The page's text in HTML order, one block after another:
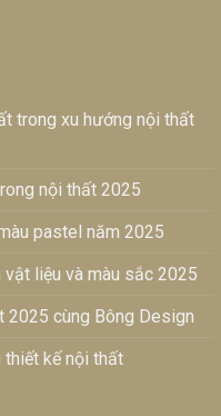
trong xu hướng nội thất
nội thất 2025
pastel năm 2025
liệu và màu sắc 2025
2025 cùng Bông Design
thiết kế nội thất